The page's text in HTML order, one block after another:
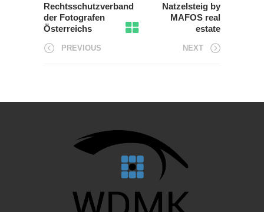
Rechtsschutzverband
der Fotografen
Österreichs
PREVIOUS
Natzelsteig by
MAFOS real
estate
NEXT